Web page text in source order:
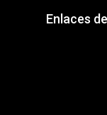
Enlaces